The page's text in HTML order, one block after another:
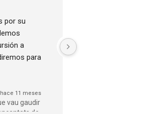
por su
a
para
hace 11 meses
vau gaudir
de